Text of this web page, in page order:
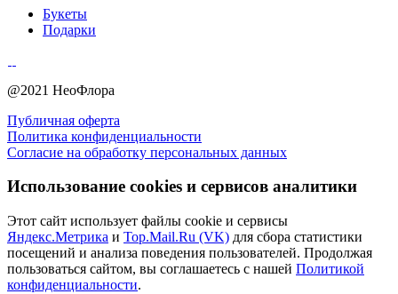
Букеты
Подарки
@2021 НеоФлора
Публичная оферта
Политика конфиденциальности
Согласие на обработку персональных данных
Использование cookies и сервисов аналитики
Этот сайт использует файлы cookie и сервисы
Яндекс.Метрика и Top.Mail.Ru (VK) для сбора статистики
посещений и анализа поведения пользователей. Продолжая
пользоваться сайтом, вы соглашаетесь с нашей Политикой
конфиденциальности.